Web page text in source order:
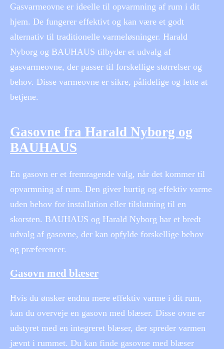
Gasvarmeovne er ideelle til opvarmning af rum i dit
hjem. De fungerer effektivt og kan være et godt
alternativ til traditionelle varmeløsninger. Harald
Nyborg og BAUHAUS tilbyder et udvalg af
gasvarmeovne, der passer til forskellige størrelser og
behov. Disse varmeovne er sikre, pålidelige og lette at
betjene.
Gasovne fra Harald Nyborg og
BAUHAUS
En gasovn er et fremragende valg, når det kommer til
opvarmning af rum. Den giver hurtig og effektiv varme
uden behov for installation eller tilslutning til en
skorsten. BAUHAUS og Harald Nyborg har et bredt
udvalg af gasovne, der kan opfylde forskellige behov
og præferencer.
Gasovn med blæser
Hvis du ønsker endnu mere effektiv varme i dit rum,
kan du overveje en gasovn med blæser. Disse ovne er
udstyret med en integreret blæser, der spreder varmen
jævnt i rummet. Du kan finde gasovne med blæser